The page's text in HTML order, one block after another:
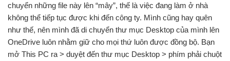
chuyển những file này lên “mây”, thế là việc đang làm ở nhà
không thể tiếp tục được khi đến công ty. Mình cũng hay quên
như thế, nên mình đã di chuyển thư mục Desktop của mình lên
OneDrive luôn nhằm giữ cho mọi thứ luôn được đồng bộ. Bạn
mở This PC ra > duyệt đến thư mục Desktop > phím phải chuột